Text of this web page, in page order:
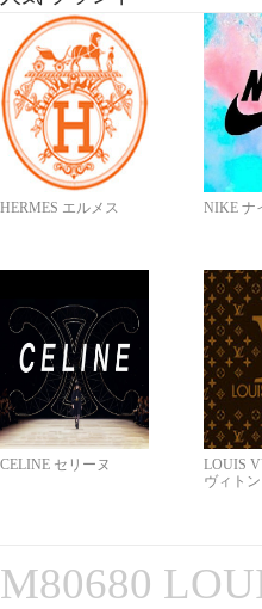
HERMES エルメス NIKE ナ
CELINE セリーヌ
LOUIS
ヴィトン
M80680